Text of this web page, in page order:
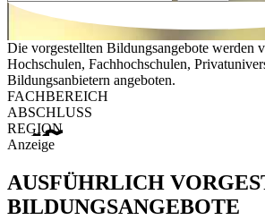
Die vorgestellten Bildungsangebote werden
Hochschulen, Fachhochschulen,
Bildungsanbietern angeboten.
FACHBEREICH
ABSCHLUSS
REGION
Anzeige
AUSFÜHRLICH
BILDUNGSANGEBOTE